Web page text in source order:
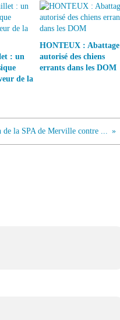
: un
de la
HONTEUX : Abattage
autorisé des chiens
errants dans les DOM
de la SPA de Merville contre ...